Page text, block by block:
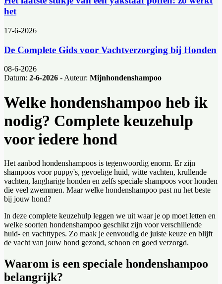
het
17-6-2026
De Complete Gids voor Vachtverzorging bij Honden
08-6-2026
Datum: 2-6-2026 - Auteur: Mijnhondenshampoo
Welke hondenshampoo heb ik
nodig? Complete keuzehulp
voor iedere hond
Het aanbod hondenshampoos is tegenwoordig enorm. Er zijn
shampoos voor puppy's, gevoelige huid, witte vachten, krullende
vachten, langharige honden en zelfs speciale shampoos voor honden
die veel zwemmen. Maar welke hondenshampoo past nu het beste
bij jouw hond?
In deze complete keuzehulp leggen we uit waar je op moet letten en
welke soorten hondenshampoo geschikt zijn voor verschillende
huid- en vachttypes. Zo maak je eenvoudig de juiste keuze en blijft
de vacht van jouw hond gezond, schoon en goed verzorgd.
Waarom is een speciale hondenshampoo
belangrijk?